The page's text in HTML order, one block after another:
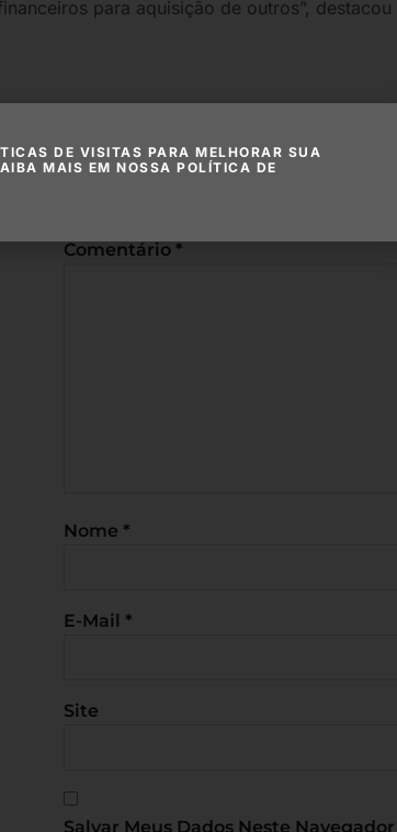
para aquisição de outros”, destacou
Deixe um
O seu endereço de e-mail não será
Comentário *
Nome *
E-Mail *
Site
Salvar Meus Dados Neste
DE VISITAS PARA MELHORAR SUA
MAIS EM NOSSA POLÍTICA DE